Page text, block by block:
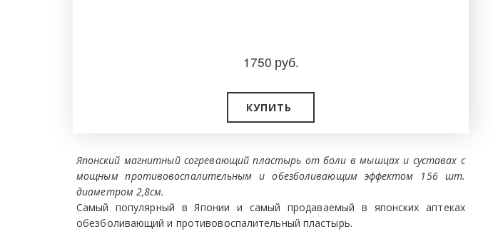
1750 руб.
КУПИТЬ
Японский магнитный согревающий пластырь от боли в мышцах и суставах с
мощным противовоспалительным и обезболивающим эффектом 156 шт.
диаметром 2,8см.
Самый популярный в Японии и самый продаваемый в японских аптеках
обезболивающий и противовоспалительный пластырь.